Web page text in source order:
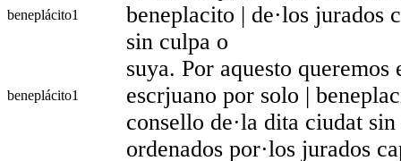
beneplácito1
beneplacito | de·los jurados
sin culpa o
beneplácito1
suya. Por aquesto
escrjuano por solo |
consello de·la dita ciudat
ordenados por·los jurados